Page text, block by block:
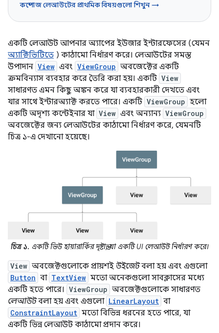
কম্পোজ লেআউটের প্রাথমিক বিষয়গুলো শিখুন →
একটি লেআউট আপনার অ্যাপের ইউজার ইন্টারফেসের (যেমন
অ্যাক্টিভিটিতে ) কাঠামো নির্ধারণ করে। লেআউটের সমস্ত
উপাদান View এবং ViewGroup অবজেক্টের একটি
ক্রমবিন্যাস ব্যবহার করে তৈরি করা হয়। একটি View
সাধারণত এমন কিছু অঙ্কন করে যা ব্যবহারকারী দেখতে এবং
যার সাথে ইন্টারঅ্যাক্ট করতে পারে। একটি ViewGroup হলো
একটি অদৃশ্য কন্টেইনার যা View এবং অন্যান্য ViewGroup
অবজেক্টের জন্য লেআউটের কাঠামো নির্ধারণ করে, যেমনটি
চিত্র ১-এ দেখানো হয়েছে।
চিত্র ১. একটি ভিউ হায়ারার্কির দৃষ্টান্ত, যা একটি UI লেআউট নির্ধারণ করে।
View অবজেক্টগুলোকে প্রায়শই উইজেটবলা হয় এবং এগুলো
Button বা TextView মতো অনেকগুলো সাবক্লাসের মধ্যে
একটি হতে পারে। ViewGroup অবজেক্টগুলোকে সাধারণত
লেআউটবলা হয় এবং এগুলো LinearLayout বা
ConstraintLayout মতো বিভিন্ন ধরনের হতে পারে, যা
একটি ভিন্ন লেআউট কাঠামো প্রদান করে।